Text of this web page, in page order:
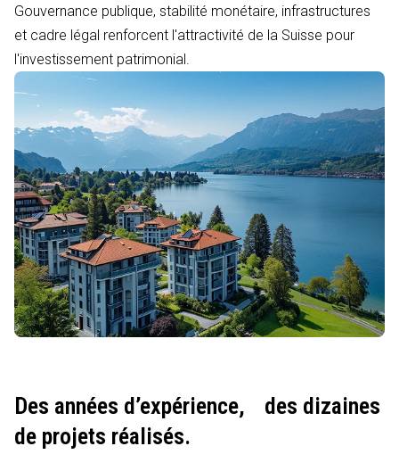
Gouvernance publique, stabilité monétaire, infrastructures
et cadre légal renforcent l'attractivité de la Suisse pour
l'investissement patrimonial.
Des années d’expérience,
des dizaines
de projets réalisés.